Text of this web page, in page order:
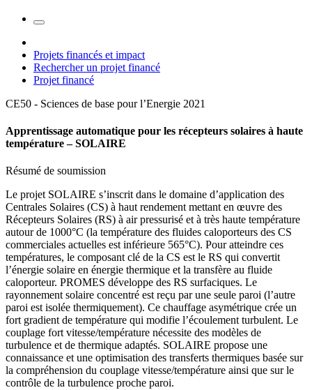
Projets financés et impact
Rechercher un projet financé
Projet financé
CE50 - Sciences de base pour l’Energie 2021
Apprentissage automatique pour les récepteurs solaires à haute
température – SOLAIRE
Résumé de soumission
Le projet SOLAIRE s’inscrit dans le domaine d’application des
Centrales Solaires (CS) à haut rendement mettant en œuvre des
Récepteurs Solaires (RS) à air pressurisé et à très haute température
autour de 1000°C (la température des fluides caloporteurs des CS
commerciales actuelles est inférieure 565°C). Pour atteindre ces
températures, le composant clé de la CS est le RS qui convertit
l’énergie solaire en énergie thermique et la transfère au fluide
caloporteur. PROMES développe des RS surfaciques. Le
rayonnement solaire concentré est reçu par une seule paroi (l’autre
paroi est isolée thermiquement). Ce chauffage asymétrique crée un
fort gradient de température qui modifie l’écoulement turbulent. Le
couplage fort vitesse/température nécessite des modèles de
turbulence et de thermique adaptés. SOLAIRE propose une
connaissance et une optimisation des transferts thermiques basée sur
la compréhension du couplage vitesse/température ainsi que sur le
contrôle de la turbulence proche paroi.